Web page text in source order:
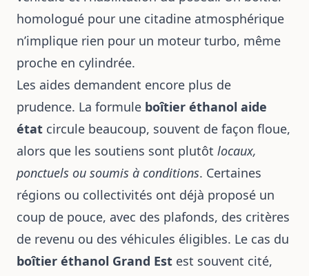
homologué pour une citadine atmosphérique
n’implique rien pour un moteur turbo, même
proche en cylindrée.
Les aides demandent encore plus de
prudence. La formule boîtier éthanol aide
état circule beaucoup, souvent de façon floue,
alors que les soutiens sont plutôt locaux,
ponctuels ou soumis à conditions. Certaines
régions ou collectivités ont déjà proposé un
coup de pouce, avec des plafonds, des critères
de revenu ou des véhicules éligibles. Le cas du
boîtier éthanol Grand Est est souvent cité,